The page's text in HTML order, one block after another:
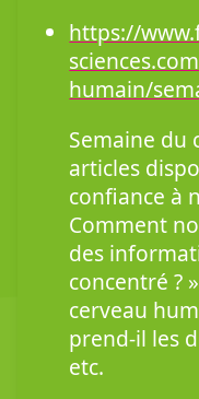
https://
humain/
Semaine du
articles
confiance à
Comment
des
concentré ?
cerveau
prend-il les
etc.